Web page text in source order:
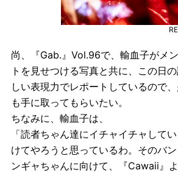
尚、『Gab.』Vol.96で、輸血子がメ
トを見せつける写真と共に、この日
しい表現力でレポートしているので
も手に取ってもらいたい。
ちなみに、輸血子は、
「読者ちゃん達にイチャイチャして
けてやろうと思っているわ。そのバ
ンギャちゃんに向けて、『Cawaii』